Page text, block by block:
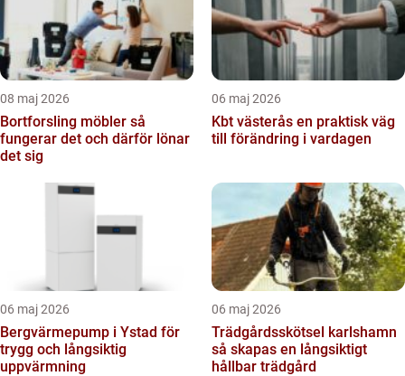
08 maj 2026
Bortforsling möbler så
fungerar det och därför lönar
det sig
06 maj 2026
Kbt västerås en praktisk väg
till förändring i vardagen
06 maj 2026
Bergvärmepump i Ystad för
trygg och långsiktig
uppvärmning
06 maj 2026
Trädgårdsskötsel karlshamn
så skapas en långsiktigt
hållbar trädgård